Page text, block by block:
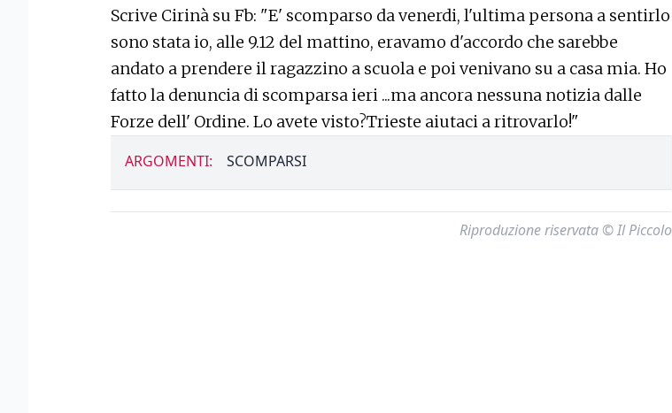
Scrive Cirinà su Fb: "E' scomparso da venerdi, l'ultima persona a sentirlo
sono stata io, alle 9.12 del mattino, eravamo d'accordo che sarebbe
andato a prendere il ragazzino a scuola e poi venivano su a casa mia. Ho
fatto la denuncia di scomparsa ieri ...ma ancora nessuna notizia dalle
Forze dell' Ordine. Lo avete visto?Trieste aiutaci a ritrovarlo!"
ARGOMENTI: SCOMPARSI
Riproduzione riservata © Il Piccolo